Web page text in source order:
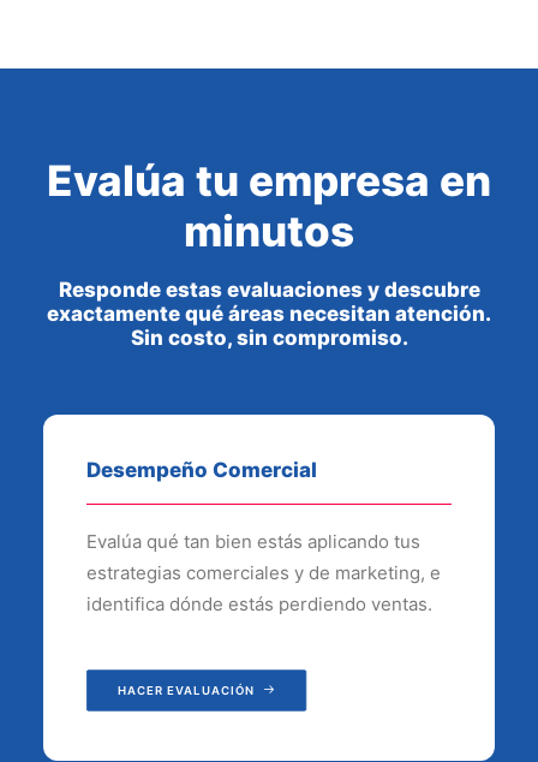
Evalúa tu empresa en
minutos
Responde estas evaluaciones y descubre
exactamente qué áreas necesitan atención.
Sin costo, sin compromiso.
Desempeño Comercial
Evalúa qué tan bien estás aplicando tus
estrategias comerciales y de marketing, e
identifica dónde estás perdiendo ventas.
HACER EVALUACIÓN